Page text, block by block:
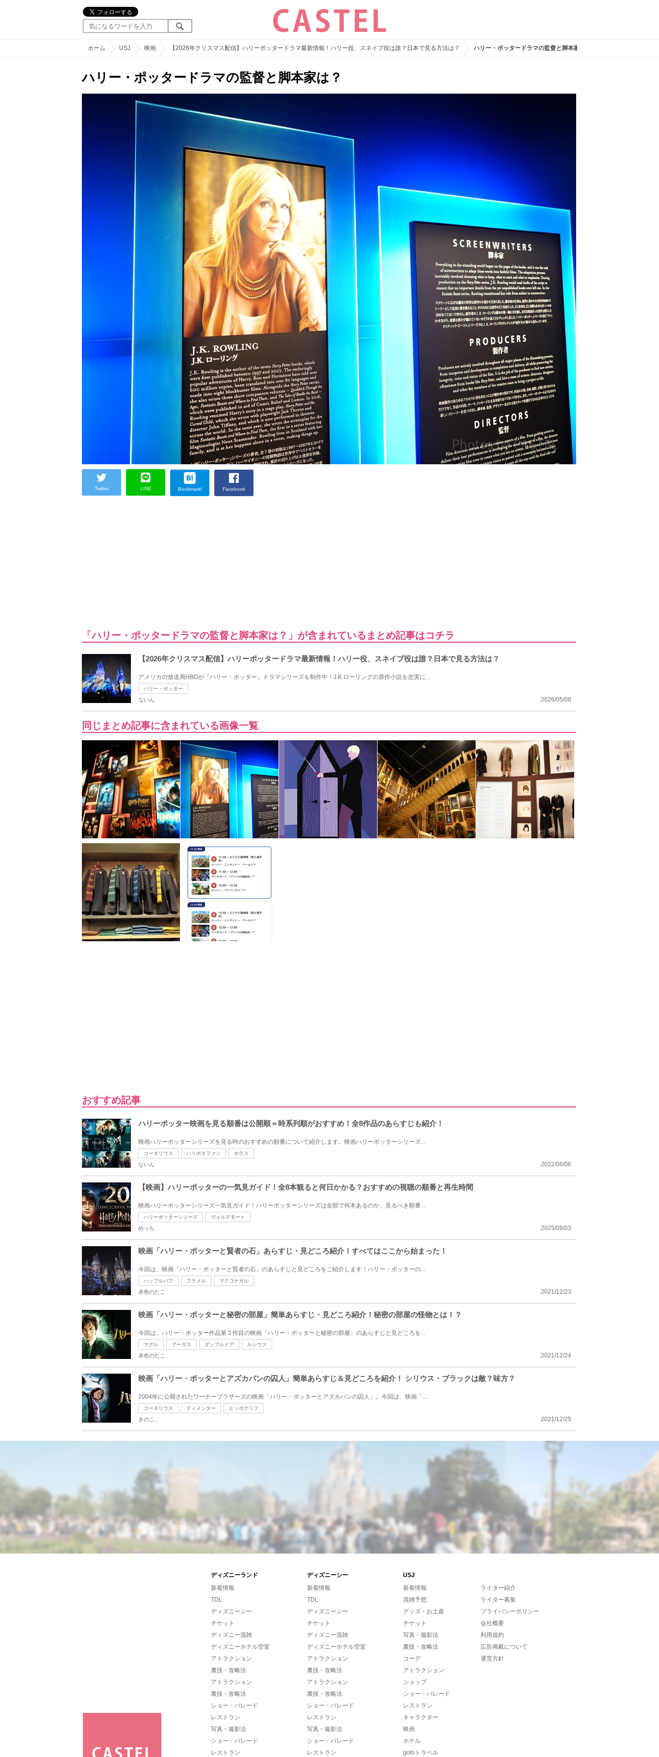
ホーム USJ 映画 【2026年クリスマス配信】ハリーポッタードラマ最新情報！ハリー役、スネイプ役は誰？日本で見る方法は？ ハリー・ポッタードラマの監督と脚本家は？
ハリー・ポッタードラマの監督と脚本家は？
Twitter LINE Bookmark! Facebook
「ハリー・ポッタードラマの監督と脚本家は？」が含まれているまとめ記事はコチラ
【2026年クリスマス配信】ハリーポッタードラマ最新情報！ハリー役、スネイプ役は誰？日本で見る方法は？
アメリカの放送局HBOが「ハリー・ポッター」ドラマシリーズを制作中！J.K.ローリングの原作小説を忠実に...
ハリー・ポッター
2026/05/08
ないん
同じまとめ記事に含まれている画像一覧
おすすめ記事
ハリーポッター映画を見る順番は公開順＝時系列順がおすすめ！全8作品のあらすじも紹介！
映画ハリーポッターシリーズを見る時のおすすめの順番について紹介します。映画ハリーポッターシリーズ...
コーネリウス ハリポタファン ホラス
2022/06/06
ないん
【映画】ハリーポッターの一気見ガイド！全8本観ると何日かかる？おすすめの視聴の順番と再生時間
映画ハリーポッターシリーズ一気見ガイド！ハリーポッターシリーズは全部で何本あるのか、見るべき順番...
ハリーポッターシリーズ ヴォルデモート
2025/09/03
めっち
映画「ハリー・ポッターと賢者の石」あらすじ・見どころ紹介！すべてはここから始まった！
今回は、映画「ハリー・ポッターと賢者の石」のあらすじと見どころをご紹介します！ハリー・ポッターの...
ハッフルパフ フラメル マクゴナガル
2021/12/23
赤色のたこ
映画「ハリー・ポッターと秘密の部屋」簡単あらすじ・見どころ紹介！秘密の部屋の怪物とは！？
今回は、ハリー・ポッター作品第２作目の映画「ハリー・ポッターと秘密の部屋」のあらすじと見どころを...
マグル アーガス ダンブルドア ルシウス
2021/12/24
赤色のたこ
映画「ハリー・ポッターとアズカバンの囚人」簡単あらすじ＆見どころを紹介！ シリウス・ブラックは敵？味方？
2004年に公開されたワーナーブラザーズの映画「ハリー・ポッターとアズカバンの囚人」。今回は、映画「...
コーネリウス ディメンター ヒッポグリフ
2021/12/25
きのこ。
ディズニーランド ディズニーシー
USJ
新着情報
TDL
ディズニーシー
チケット
ディズニー混雑
ディズニーホテル空室
アトラクション
裏技・攻略法
アトラクション
裏技・攻略法
ショー・パレード
レストラン
写真・撮影法
ショー・パレード
レストラン
新着情報
TDL
ディズニーシー
チケット
ディズニー混雑
ディズニーホテル空室
アトラクション
裏技・攻略法
アトラクション
裏技・攻略法
ショー・パレード
レストラン
写真・撮影法
ショー・パレード
レストラン
新着情報
混雑予想
グッズ・お土産
チケット
写真・撮影法
裏技・攻略法
コーデ
アトラクション
ショップ
ショー・パレード
レストラン
キャラクター
映画
ホテル
gotoトラベル
ライター紹介
ライター募集
プライバシーポリシー
会社概要
利用規約
広告掲載について
運営方針